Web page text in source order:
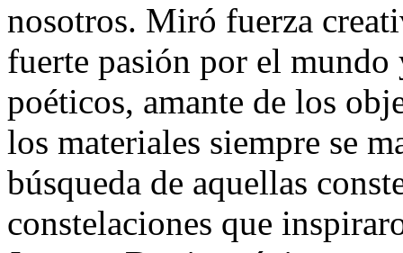
nosotros. Miró fuerza
fuerte pasión por el
poéticos, amante de los
los materiales siempre se
búsqueda de aquellas
constelaciones que